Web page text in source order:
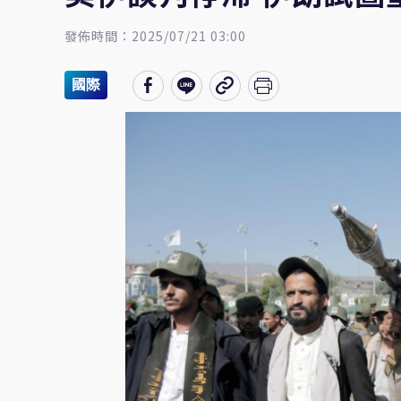
發佈時間：2025/07/21 03:00
國際